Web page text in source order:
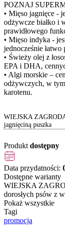
POZNAJ
• Mięso jagnięce -
odżywcze białko i
prawidłowego
• Mięso indyka -
jednocześnie łatwo
• Świeży olej z
EPA i DHA,
• Algi morskie –
odżywczych, w
karotenu.
WIEJSKA
jagnięciną puszka
Produkt dostępny
Data przydatności:
Dostępne warianty
WIEJSKA
dorosłych psów z
Pokaż wszystkie
Tagi
promocja